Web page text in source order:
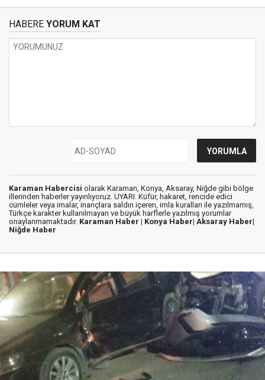
HABERE YORUM KAT
Karaman Habercisi olarak Karaman, Konya, Aksaray, Niğde gibi bölge
illerinden haberler yayınlıyoruz. UYARI: Küfür, hakaret, rencide edici
cümleler veya imalar, inançlara saldırı içeren, imla kuralları ile yazılmamış,
Türkçe karakter kullanılmayan ve büyük harflerle yazılmış yorumlar
onaylanmamaktadır. Karaman Haber | Konya Haber| Aksaray Haber|
Niğde Haber